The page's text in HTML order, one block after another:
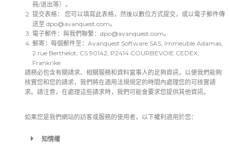
冊/退出等）。
提交表格： 您可以填寫此表格，然後以數位方式提交，或以電子郵件傳
送至 dpo@avanquest.com。
電子郵件：與我們聯繫： dpo@avanquest.com。
郵寄：每個郵件至：Avanquest Software SAS, Immeuble Adamas,
2 rue Berthelot, CS 90142, P2414 COURBEVOIE CEDEX,
Frankrike
請務必包含有關請求、相關服務和資料當事人的足夠資訊，以便我們能夠
核實您和您的請求，我們將在適用法規規定的時間內處理您的可核實請
求。請注意，在處理這些請求時，我們可能會要求您提供其他資訊。
如果您是我們網站的訪客或服務的使用者，以下權利適用於您：
知情權